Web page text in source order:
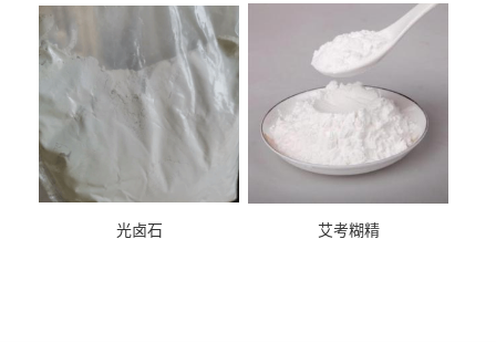
光卤石 艾考糊精